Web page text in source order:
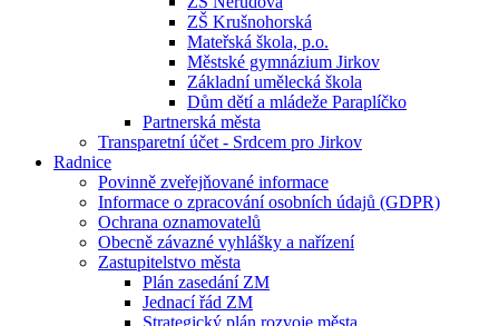
ZŠ Krušnohorská
Mateřská škola, p.o.
Městské gymnázium Jirkov
Základní umělecká škola
Dům dětí a mládeže Paraplíčko
Partnerská města
Transparetní účet - Srdcem pro Jirkov
Radnice
Povinně zveřejňované informace
Informace o zpracování osobních údajů (GDPR)
Ochrana oznamovatelů
Obecně závazné vyhlášky a nařízení
Zastupitelstvo města
Plán zasedání ZM
Jednací řád ZM
Strategický plán rozvoje města